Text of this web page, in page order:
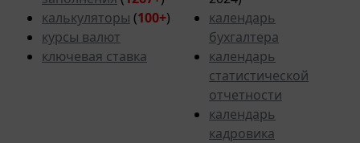
калькуляторы (100+)
курсы валют
ключевая ставка
календарь
бухгалтера
календарь
статистической
отчетности
календарь
кадровика